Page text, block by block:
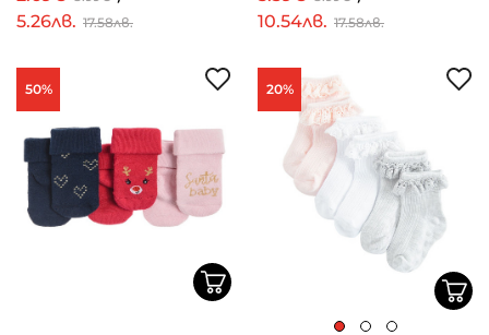
5.26лв. 17.58лв.
10.54лв. 17.58лв.
50% 20%